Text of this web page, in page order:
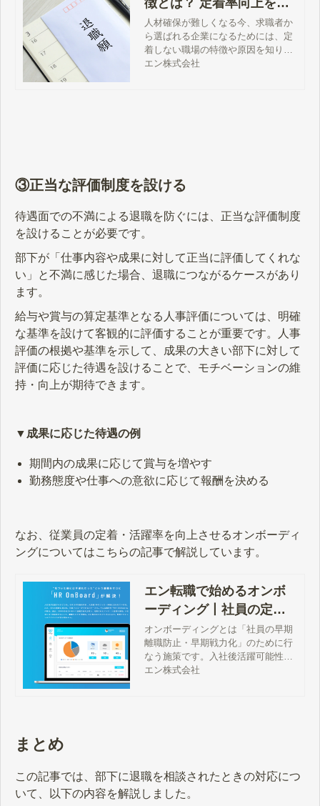
るための4つの対策
人材確保が難しくなる今、求職者か
ら選ばれる企業になるためには、定
着しない職場の特徴や原因を知り、
人が定着する職場へと改善を図るこ
エン株式会社
③正当な評価制度を設ける
待遇面での不満による退職を防ぐには、正当な評価制度
を設けることが必要です。
部下が「仕事内容や成果に対して正当に評価してくれな
い」と不満に感じた場合、退職につながるケースがあり
ます。
給与や賞与の算定基準となる人事評価については、明確
な基準を設けて客観的に評価することが重要です。人事
評価の根拠や基準を示して、成果の大きい部下に対して
評価に応じた待遇を設けることで、モチベーションの維
持・向上が期待できます。
▼成果に応じた待遇の例
期間内の成果に応じて賞与を増やす
勤務態度や仕事への意欲に応じて報酬を決める
なお、従業員の定着・活躍率を向上させるオンボーディ
ングについてはこちらの記事で解説しています。
エン転職で始めるオンボ
ーディング丨社員の定
着・活躍率を向上！ - エン
転職｜【公式】企業様向
けサイト
オンボーディングとは「社員の早期
離職防止・早期戦力化」のために行
なう施策です。入社後活躍可能性が
高い人材を採用することを強みとす
エン株式会社
まとめ
この記事では、部下に退職を相談されたときの対応につ
いて、以下の内容を解説しました。